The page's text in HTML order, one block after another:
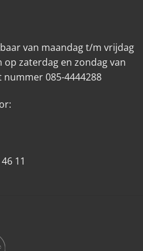
van maandag t/m vrijdag
op zaterdag en zondag van
085-4444288
11